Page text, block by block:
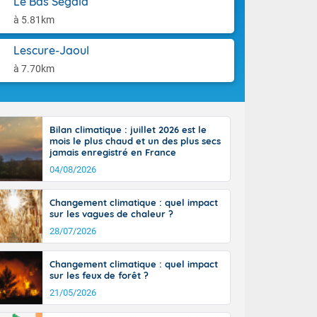
à 5.81km
Lescure-Jaoul
à 7.70km
Garonne.
ensoleillée,
une
tramontane
midi,
avec
Du nord de
dans
Bilan climatique : juillet 2026 est le
mois le plus chaud et un des plus secs
jamais enregistré en France
04/08/2026
Changement climatique : quel impact
sur les vagues de chaleur ?
28/07/2026
Changement climatique : quel impact
sur les feux de forêt ?
21/05/2026